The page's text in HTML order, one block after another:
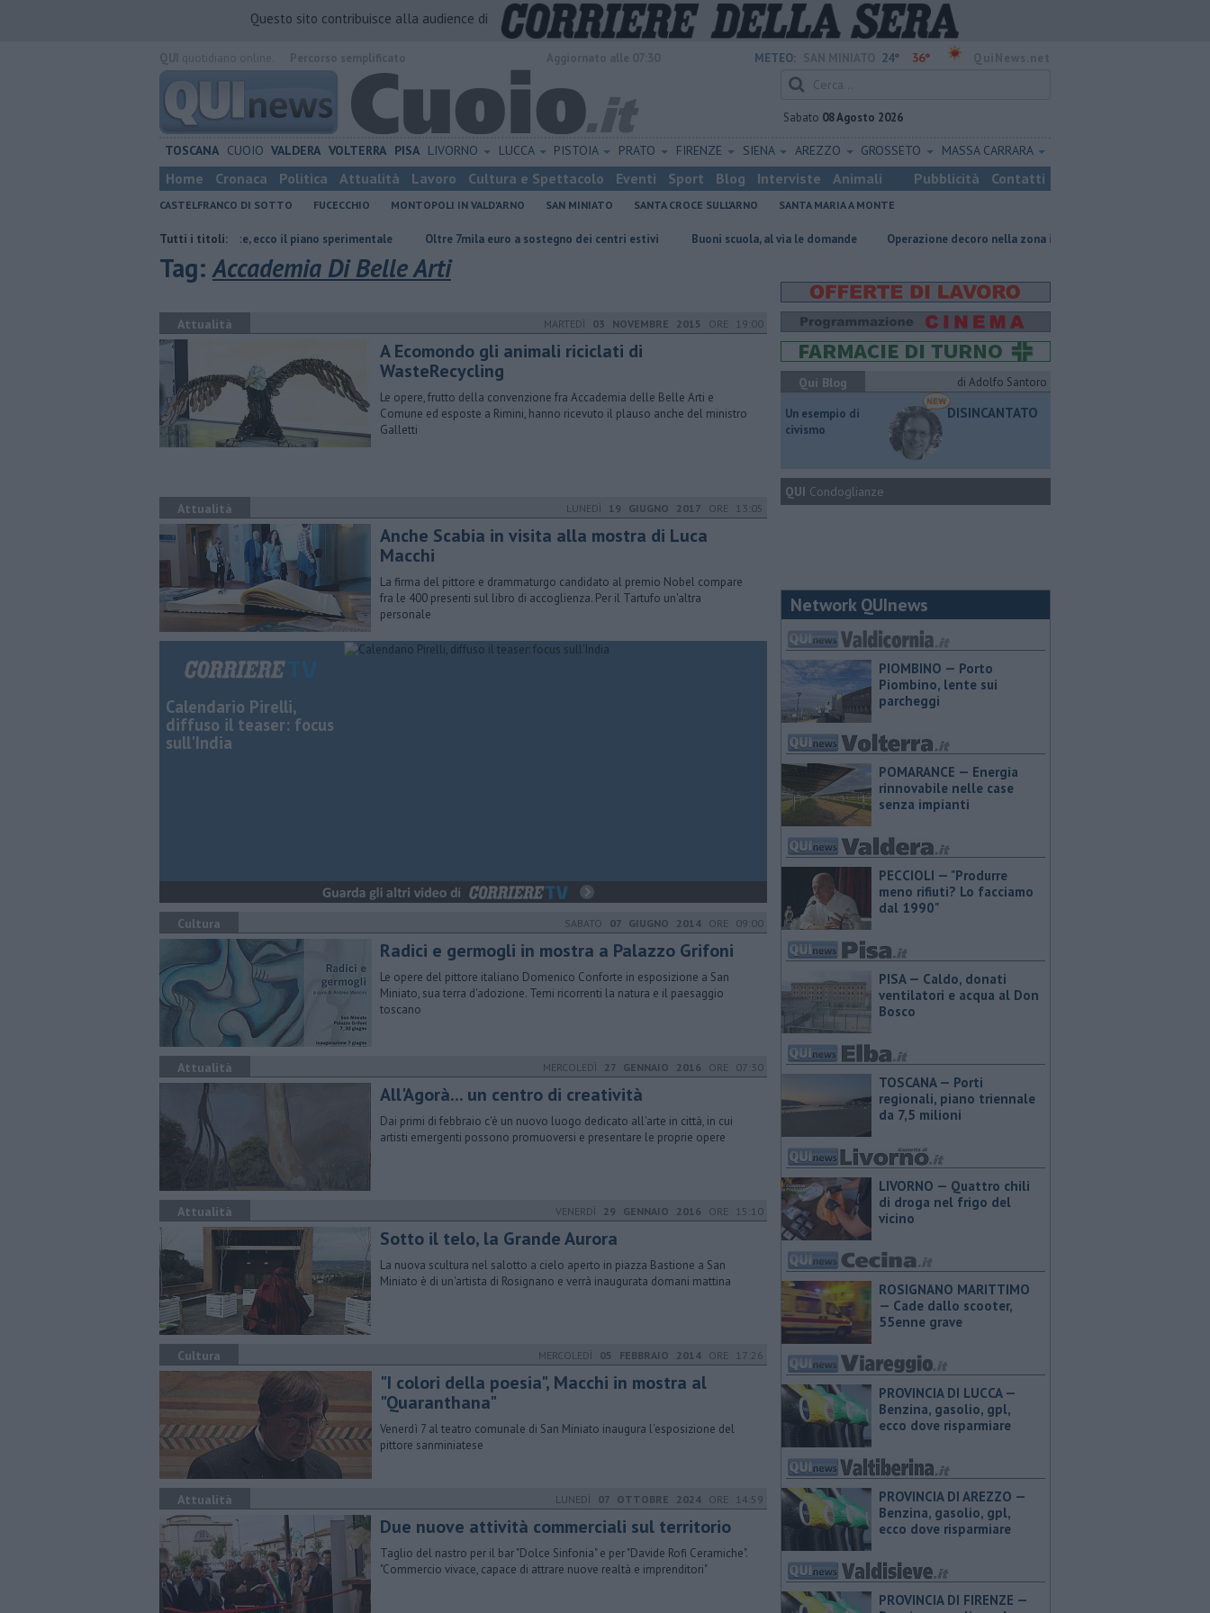
Questo sito contribuisce alla audience di
METEO: 24° 36°
Sabato 08 Agosto 2026
TOSCANA CUOIO VALDERA VOLTERRA PISA LIVORNO LUCCA PISTOIA PRATO FIRENZE SIENA AREZZO GROSSETO MASSA CARRARA
Home Cronaca Politica Attualità Lavoro Cultura e Spettacolo Eventi Sport Blog Interviste Animali Pubblicità Contatti
CASTELFRANCO DI SOTTO FUCECCHIO MONTOPOLI IN VALD'ARNO SAN MINIATO SANTA CROCE SULL'ARNO SANTA MARIA A MONTE
Tutti i titoli:
Vie e piazze più pulite, ecco il piano sperimentale Oltre 7mila euro a sostegno dei centri estivi Buoni scuola, al via le domande Operazione decoro nella zona industriale
Tag:Accademia Di Belle Arti
Attualità MARTEDÌ 03 NOVEMBRE 2015 ORE 19:00
A Ecomondo gli animali riciclati di
WasteRecycling
Le opere, frutto della convenzione fra Accademia delle Belle Arti e
Comune ed esposte a Rimini, hanno ricevuto il plauso anche del ministro
Galletti
Attualità LUNEDÌ 19 GIUGNO 2017 ORE 13:05
Anche Scabia in visita alla mostra di Luca
Macchi
La firma del pittore e drammaturgo candidato al premio Nobel compare
fra le 400 presenti sul libro di accoglienza. Per il Tartufo un'altra
personale
Calendario Pirelli,
diffuso il teaser: focus
sull'India
Cultura SABATO 07 GIUGNO 2014 ORE 09:00
Radici e germogli in mostra a Palazzo Grifoni
Le opere del pittore italiano Domenico Conforte in esposizione a San
Miniato, sua terra d'adozione. Temi ricorrenti la natura e il paesaggio
toscano
Attualità MERCOLEDÌ 27 GENNAIO 2016 ORE 07:30
All'Agorà... un centro di creatività
Dai primi di febbraio c'è un nuovo luogo dedicato all'arte in città, in cui
artisti emergenti possono promuoversi e presentare le proprie opere
Attualità VENERDÌ 29 GENNAIO 2016 ORE 15:10
Sotto il telo, la Grande Aurora
La nuova scultura nel salotto a cielo aperto in piazza Bastione a San
Miniato è di un'artista di Rosignano e verrà inaugurata domani mattina
Cultura MERCOLEDÌ 05 FEBBRAIO 2014 ORE 17:26
"I colori della poesia", Macchi in mostra al
"Quaranthana"
Venerdì 7 al teatro comunale di San Miniato inaugura l'esposizione del
pittore sanminiatese
Attualità LUNEDÌ 07 OTTOBRE 2024 ORE 14:59
Due nuove attività commerciali sul territorio
Taglio del nastro per il bar "Dolce Sinfonia" e per "Davide Rofi Ceramiche".
"Commercio vivace, capace di attrare nuove realtà e imprenditori"
Qui Blog di Adolfo Santoro
​Un esempio di
civismo
DISINCANTATO
QUI Condoglianze
Network QUInews
PIOMBINO — Porto
Piombino, lente sui
parcheggi
POMARANCE — Energia
rinnovabile nelle case
senza impianti
PECCIOLI — "Produrre
meno rifiuti? Lo facciamo
dal 1990"
PISA — Caldo, donati
ventilatori e acqua al Don
Bosco
TOSCANA — Porti
regionali, piano triennale
da 7,5 milioni
LIVORNO — Quattro chili
di droga nel frigo del
vicino
ROSIGNANO MARITTIMO
— Cade dallo scooter,
55enne grave
PROVINCIA DI LUCCA — ​
Benzina, gasolio, gpl,
ecco dove risparmiare
PROVINCIA DI AREZZO — ​
Benzina, gasolio, gpl,
ecco dove risparmiare
PROVINCIA DI FIRENZE — ​